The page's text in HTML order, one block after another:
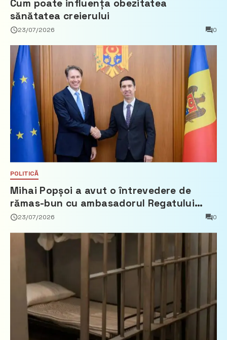
Cum poate influența obezitatea
sănătatea creierului
23/07/2026 0
POLITICĂ
Mihai Popșoi a avut o întrevedere de
rămas-bun cu ambasadorul Regatului
Țărilor de Jos, Fred Duijn
23/07/2026 0